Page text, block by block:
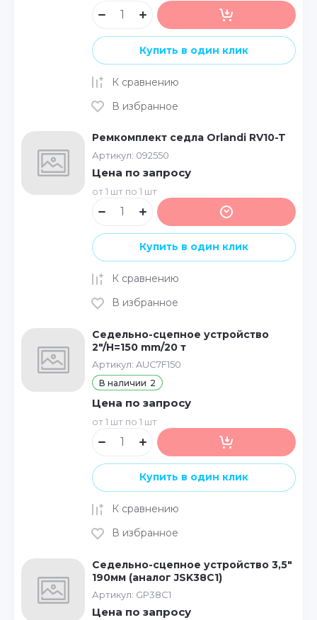
Купить в один клик
К сравнению
В избранное
Ремкомплект седла Orlandi RV10-T
Артикул: 092550
Цена по запросу
от 1 шт по 1 шт
Купить в один клик
К сравнению
В избранное
Седельно-сцепное устройство
2"/H=150 mm/20 т
Артикул: AUC7F150
В наличии 2
Цена по запросу
от 1 шт по 1 шт
Купить в один клик
К сравнению
В избранное
Седельно-сцепное устройство 3,5"
190мм (аналог JSK38C1)
Артикул: GP38C1
Цена по запросу